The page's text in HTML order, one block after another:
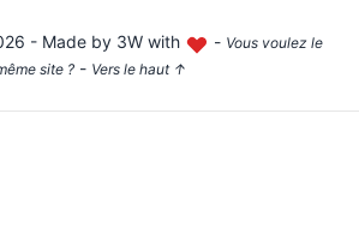
- Made by 3W with - Vous voulez le
site ?- Vers le haut ↑